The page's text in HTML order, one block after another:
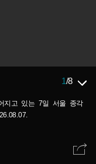
1/8
지고 있는 7일 서울 종각